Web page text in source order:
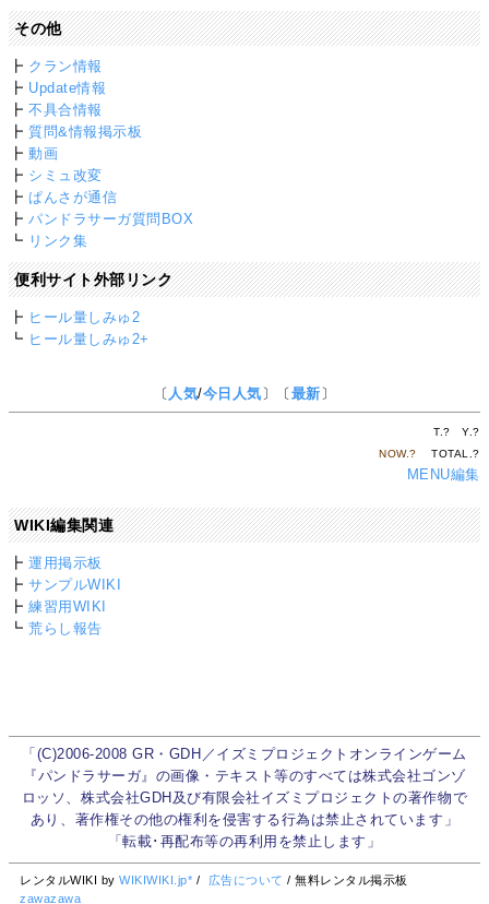
その他
┣ クラン情報
┣ Update情報
┣不具合情報
┣質問&情報掲示板
┣動画
┣ シミュ改変
┣ぱんさが通信
┣パンドラサーガ質問BOX
┗ リンク集
便利サイト外部リンク
┣ ヒール量しみゅ2
┗ ヒール量しみゅ2+
〔 人気/今日人気〕〔最新〕
T.? Y.?
NOW.? TOTAL.?
MENU編集
WIKI編集関連
┣運用掲示板
┣サンプルWIKI
┣練習用WIKI
┗荒らし報告
「(C)2006-2008 GR・GDH／イズミプロジェクトオンラインゲーム
『パンドラサーガ』の画像・テキスト等のすべては株式会社ゴンゾ
ロッソ、株式会社GDH及び有限会社イズミプロジェクトの著作物で
あり、著作権その他の権利を侵害する行為は禁止されています」
「転載･再配布等の再利用を禁止します」
レンタルWIKI byWIKIWIKI.jp* / 広告について / 無料レンタル掲示板
zawazawa